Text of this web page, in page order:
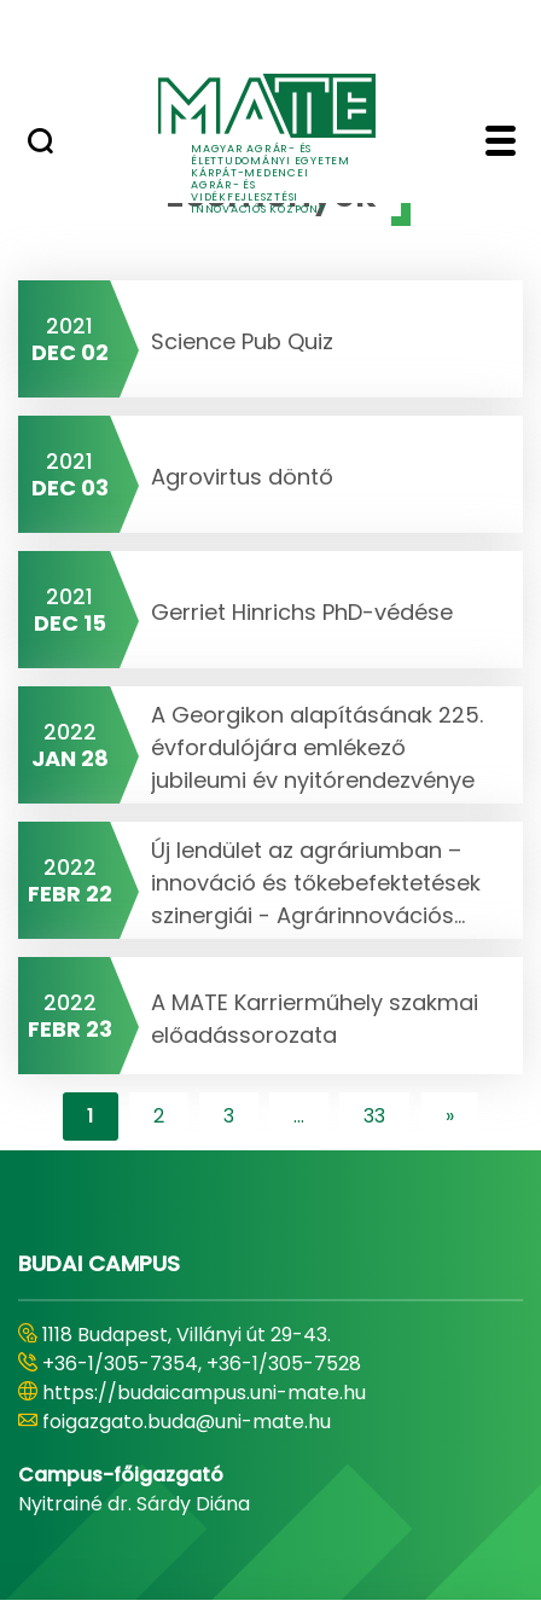
MAGYAR AGRÁR- ÉS
ÉLETTUDOMÁNYI EGYETEM
KÁRPÁT-MEDENCEI
AGRÁR- ÉS
VIDÉKFEJLESZTÉSI
INNOVÁCIÓS KÖZPONT
Események - MATE
Események
2021
DEC 02
Science Pub Quiz
2021
DEC 03
Agrovirtus döntő
2021
DEC 15
Gerriet Hinrichs PhD-védése
2022
JAN 28
A Georgikon alapításának 225.
évfordulójára emlékező
jubileumi év nyitórendezvénye
2022
FEBR 22
Új lendület az agráriumban –
innováció és tőkebefektetések
szinergiái - Agrárinnovációs...
2022
FEBR 23
A MATE Karrierműhely szakmai
előadássorozata
1 2 3 ... 33 »
BUDAI CAMPUS
1118 Budapest, Villányi út 29-43.
+36-1/305-7354, +36-1/305-7528
https://budaicampus.uni-mate.hu
foigazgato.buda@uni-mate.hu
Campus-főigazgató
Nyitrainé dr. Sárdy Diána